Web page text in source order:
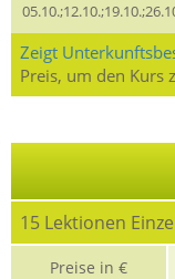
Zeigt
Preis, um den Kurs
15 Lektionen
Preise in €